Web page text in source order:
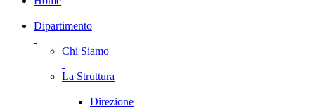
Dipartimento
Chi Siamo
La Struttura
Direzione